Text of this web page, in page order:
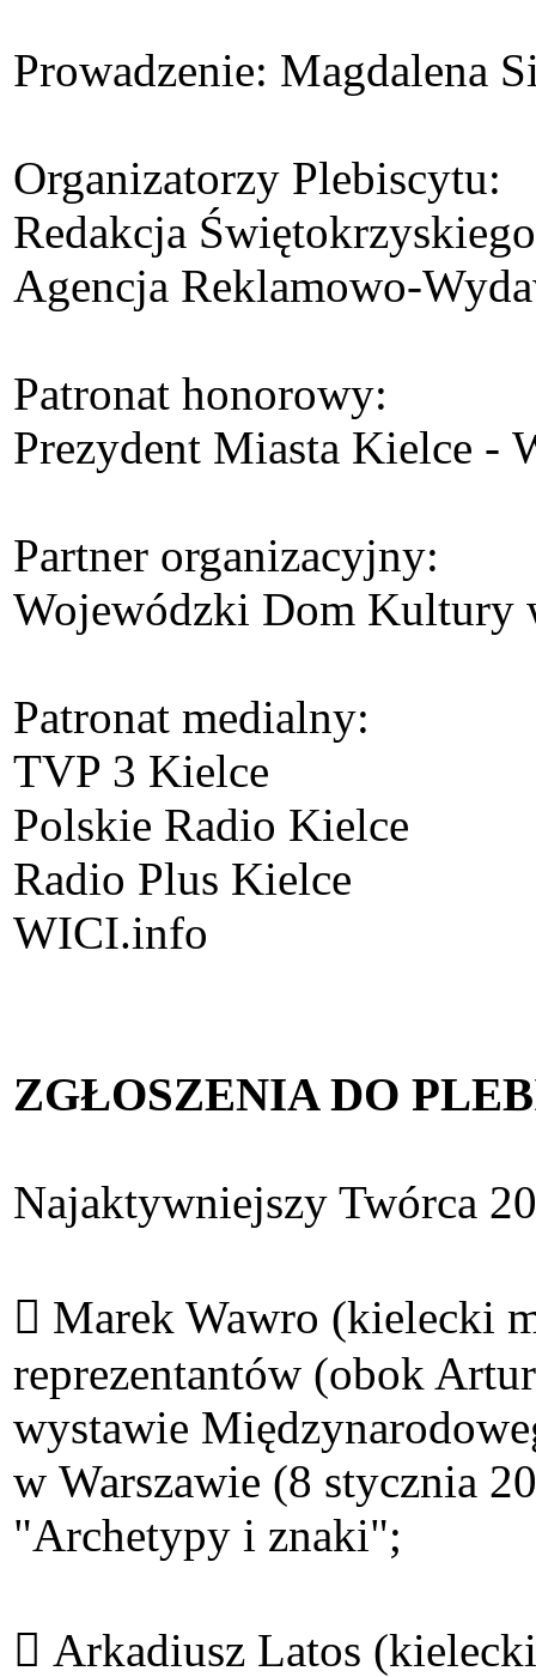
Prowadzenie: Magdalena
Organizatorzy Plebiscytu:
Redakcja
Agencja Reklamowo-
Patronat honorowy:
Prezydent Miasta Kielce -
Partner organizacyjny:
Wojewódzki Dom Kultury
Patronat medialny:
TVP 3 Kielce
Polskie Radio Kielce
Radio Plus Kielce
WICI.info
ZGŁOSZENIA DO
Najaktywniejszy Twórca
 Marek Wawro (kielecki
reprezentantów (obok
wystawie
w Warszawie (8 stycznia
"Archetypy i znaki";
 Arkadiusz Latos